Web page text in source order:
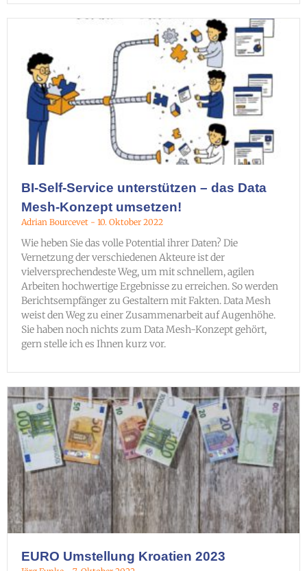
BI-Self-Service unterstützen – das Data
Mesh-Konzept umsetzen!
Adrian Bourcevet 10. Oktober 2022
Wie heben Sie das volle Potential ihrer Daten? Die
Vernetzung der verschiedenen Akteure ist der
vielversprechendeste Weg, um mit schnellem, agilen
Arbeiten hochwertige Ergebnisse zu erreichen. So werden
Berichtsempfänger zu Gestaltern mit Fakten. Data Mesh
weist den Weg zu einer Zusammenarbeit auf Augenhöhe.
Sie haben noch nichts zum Data Mesh-Konzept gehört,
gern stelle ich es Ihnen kurz vor.
EURO Umstellung Kroatien 2023